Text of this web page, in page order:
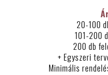
20-100
101-200
200 db
+ Egyszeri
Minimális